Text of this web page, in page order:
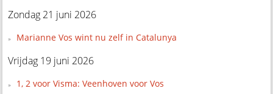
Zondag 21 juni 2026
Marianne Vos wint nu zelf in Catalunya
Vrijdag 19 juni 2026
1, 2 voor Visma: Veenhoven voor Vos